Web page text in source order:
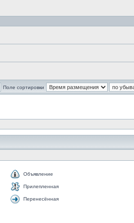
Поле сортировки
Объявление
Прилепленная
Перенесённая